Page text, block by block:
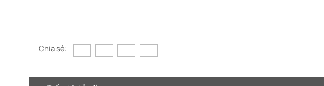
Chia sẻ: